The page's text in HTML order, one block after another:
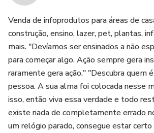
Venda de infoprodutos para áreas de
construção, ensino, lazer, pet, plantas,
mais. "Devíamos ser ensinados a não
para começar algo. Ação sempre gera
raramente gera ação." "Descubra quem
pessoa. A sua alma foi colocada nesse
isso, então viva essa verdade e todo
existe nada de completamente errado
um relógio parado, consegue estar